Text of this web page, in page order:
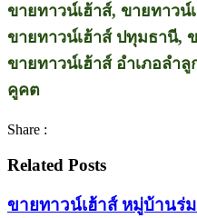
ขายทาวน์เฮ้าส์, ขายทาวน์
ขายทาวน์เฮ้าส์ ปทุมธานี,
ขายทาวน์เฮ้าส์ อำเภอลำ
คูคต
Share :
Related Posts
ขายทาวน์เฮ้าส์ หมู่บ้านร่ม